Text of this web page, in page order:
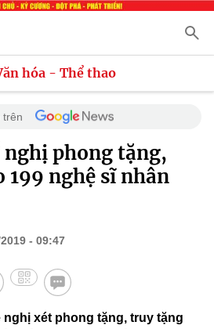
hóa - Thể thao
trên
phong tặng,
199 nghệ sĩ nhân
- 09:47
xét phong tặng, truy tặng